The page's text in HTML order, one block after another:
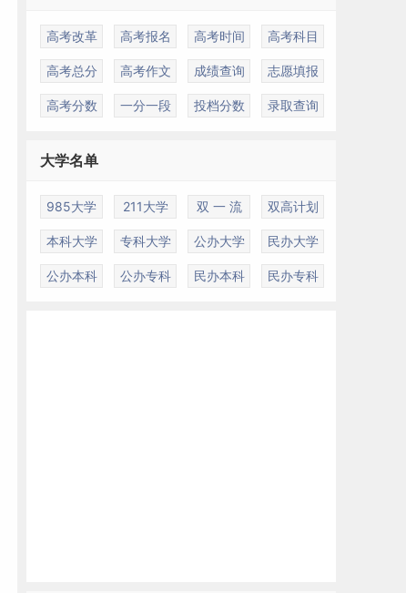
高考改革 高考报名 高考时间 高考科目
高考总分 高考作文 成绩查询 志愿填报
高考分数 一分一段 投档分数 录取查询
大学名单
985大学 211大学 双 一 流 双高计划
本科大学 专科大学 公办大学 民办大学
公办本科 公办专科 民办本科 民办专科